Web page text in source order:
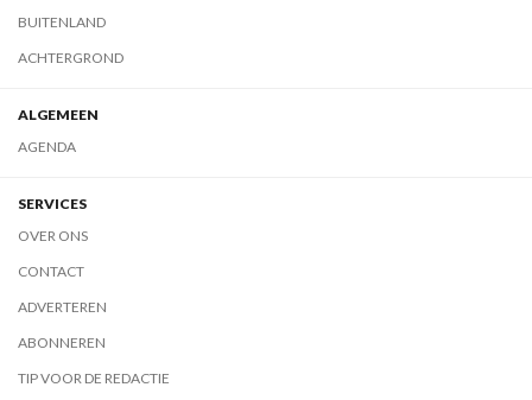
BUITENLAND
ACHTERGROND
ALGEMEEN
AGENDA
SERVICES
OVER ONS
CONTACT
ADVERTEREN
ABONNEREN
TIP VOOR DE REDACTIE